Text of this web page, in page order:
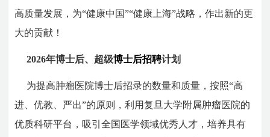
高质量发展，为“健康中国”“健康上海”战略，作出新的更
大的贡献！
2026年博士后、超级博士后招聘计划
为提高肿瘤医院博士后招录的数量和质量，按照“高
进、优教、严出”的原则，利用复旦大学附属肿瘤医院的
优质科研平台，吸引全国医学领域优秀人才，培养具有